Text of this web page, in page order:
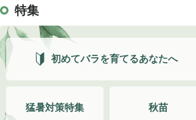
特集
初めてバラを育てるあなたへ
猛暑対策特集 秋苗